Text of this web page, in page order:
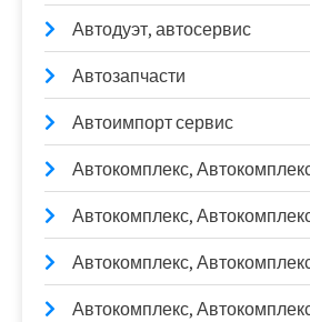
Автодуэт, автосервис
Автозапчасти
Автоимпорт сервис
Автокомплекс,
Автокомплекс,
Автокомплекс,
Автокомплекс,